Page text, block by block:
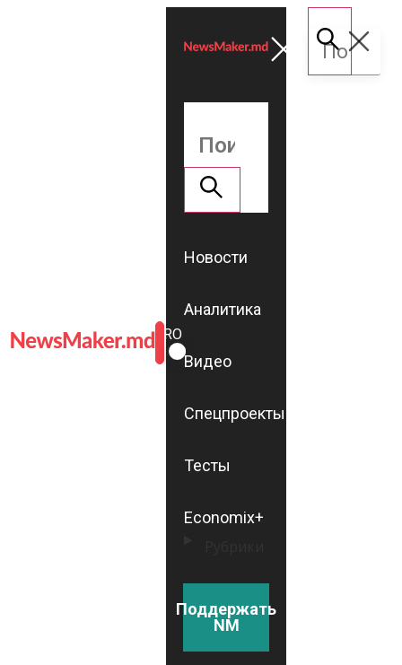
ROMÂNĂ
RU
Новости
Аналитика
Видео
Спецпроекты
Тесты
Economix+
Поддержать
NM